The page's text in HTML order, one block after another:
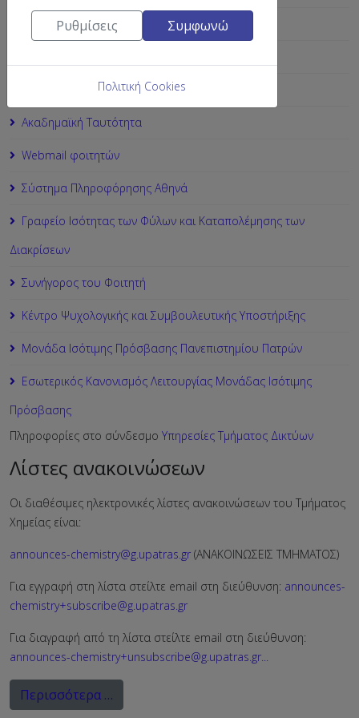
Ε-class
Ακαδημαϊκή Ταυτότητα
Webmail φοιτητών
Σύστημα Πληροφόρησης Αθηνά
Γραφείο Ισότητας των Φύλων και Καταπολέμησης των
Διακρίσεων
Συνήγορος του Φοιτητή
Κέντρο Ψυχολογικής και Συμβουλευτικής Υποστήριξης
Μονάδα Ισότιμης Πρόσβασης Πανεπιστημίου Πατρών
Εσωτερικός Κανονισμός Λειτουργίας Μονάδας Ισότιμης
Πρόσβασης
Πληροφορίες στο σύνδεσμο Υπηρεσίες Τμήματος Δικτύων
Λίστες ανακοινώσεων
Οι διαθέσιμες ηλεκτρονικές λίστες ανακοινώσεων του Τμήματος
Χημείας είναι:
announces-chemistry@g.upatras.gr (ΑΝΑΚΟΙΝΩΣΕΙΣ ΤΜΗΜΑΤΟΣ)
Για εγγραφή στη λίστα στείλτε email στη διεύθυνση: announces-
chemistry+subscribe@g.upatras.gr
Για διαγραφή από τη λίστα στείλτε email στη διεύθυνση:
announces-chemistry+unsubscribe@g.upatras.gr...
Περισσότερα …
Ρυθμίσεις Συμφωνώ
Πολιτική Cookies